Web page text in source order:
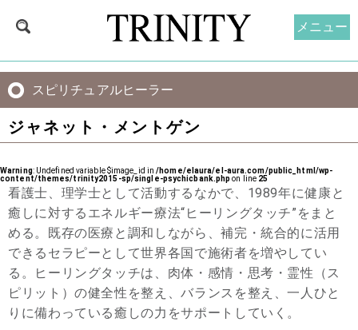
スピリチュアルヒーラー
ジャネット・メントゲン
Warning: Undefined variable $image_id in/home/elaura/el-aura.com/public_html/wp-
content/themes/trinity2015-sp/single-psychicbank.php on line 25
看護士、理学士として活動するなかで、1989年に健康と
癒しに対するエネルギー療法“ヒーリングタッチ”をまと
める。既存の医療と調和しながら、補完・統合的に活用
できるセラピーとして世界各国で施術者を増やしてい
る。ヒーリングタッチは、肉体・感情・思考・霊性（ス
ピリット）の健全性を整え、バランスを整え、一人ひと
りに備わっている癒しの力をサポートしていく。
メニュー